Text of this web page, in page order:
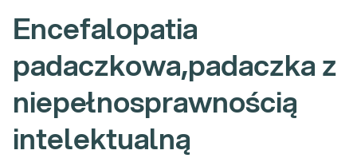
Encefalopatia
padaczkowa,padaczka z
niepełnosprawnością
intelektualną